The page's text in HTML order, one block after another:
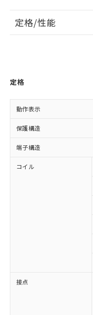
定格/性能
定格
動作表示
保護構造
端子構造
コイル
接点